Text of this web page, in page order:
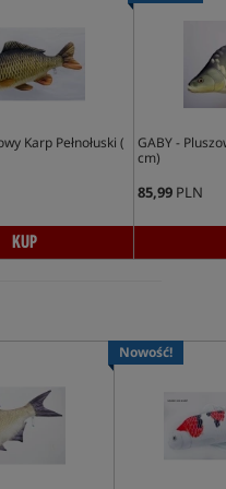
Karp Pełnołuski (
KUP
GABY -
cm)
85,99PLN
Nowość!